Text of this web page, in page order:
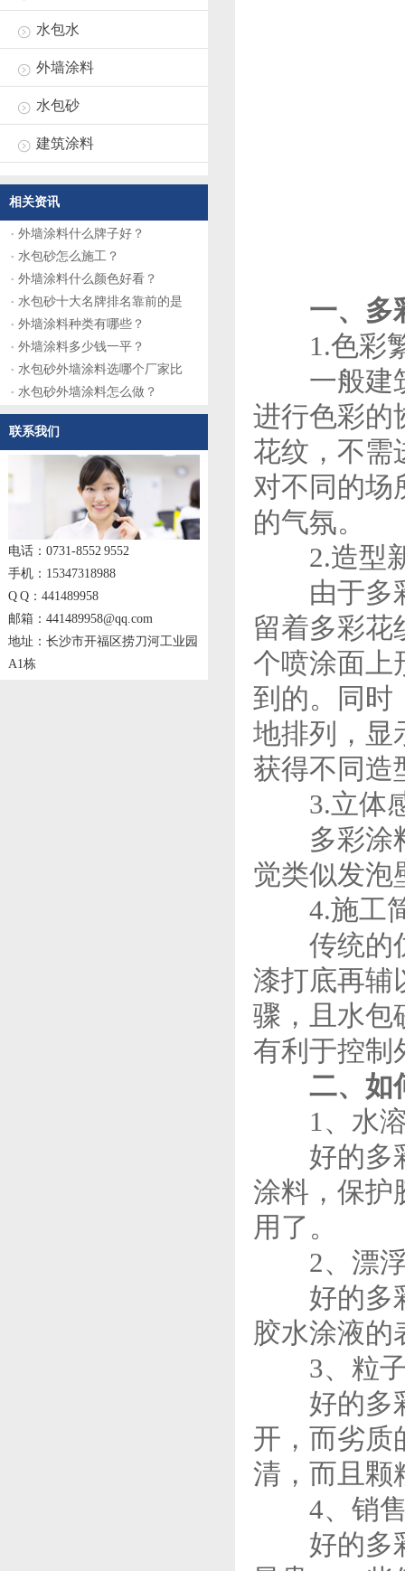
水包水
外墙涂料
水包砂
建筑涂料
相关资讯
外墙涂料什么牌子好？
水包砂怎么施工？
外墙涂料什么颜色好看？
水包砂十大名牌排名靠前的是
外墙涂料种类有哪些？
外墙涂料多少钱一平？
水包砂外墙涂料选哪个厂家比
水包砂外墙涂料怎么做？
联系我们
电话：0731-8552 9552
手机：15347318988
Q Q：441489958
邮箱：441489958@qq.com
地址：长沙市开福区捞刀河工业园
A1栋
一、多
1.色彩繁
一般建筑
进行色彩的
花纹，不需
对不同的场
的气氛。
2.造型
由于多彩
留着多彩花
个喷涂面上
到的。同时
地排列，显
获得不同造
3.立体
多彩涂料
觉类似发泡
4.施工简
传统的仿
漆打底再辅
骤，且水包
有利于控制
二、如
1、水
好的多彩
涂料，保护
用了。
2、漂
好的多彩
胶水涂液的
3、粒
好的多彩
开，而劣质
清，而且颗
4、销
好的多彩